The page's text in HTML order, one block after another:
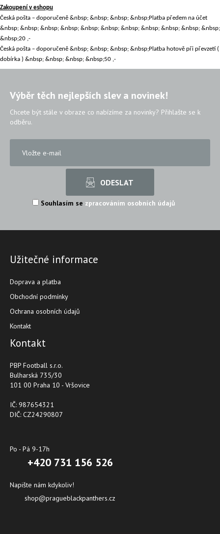
Zakoupení v eshopu
Česká pošta – doporučeně &nbsp; &nbsp; &nbsp; &nbsp;Platba předem na účet
&nbsp; &nbsp; &nbsp; &nbsp; &nbsp; &nbsp; &nbsp; &nbsp; &nbsp; &nbsp; &nbsp;
&nbsp;20 ,-
Česká pošta – doporučeně &nbsp; &nbsp; &nbsp; &nbsp;Platba hotově při převzetí (
dobírka ) &nbsp; &nbsp; &nbsp; &nbsp;50 ,-
Výběr těch nejlepších slev a novinek!
Chcete být stále v obraze co nabízíme za novinky? Přihlašte se k
odběru.
Souhlasím se zpracováním osobních údajů
Užitečné informace
Doprava a platba
Obchodní podmínky
Ochrana osobních údajů
Kontakt
Kontakt
PBP Football s.r.o.
Bulharská 735/30
101 00 Praha 10 - Vršovice
IČ: 987654321
DIČ: CZ24290807
Po - Pá 9-17h
+420 731 156 526
Napište nám kdykoliv!
shop@pragueblackpanthers.cz